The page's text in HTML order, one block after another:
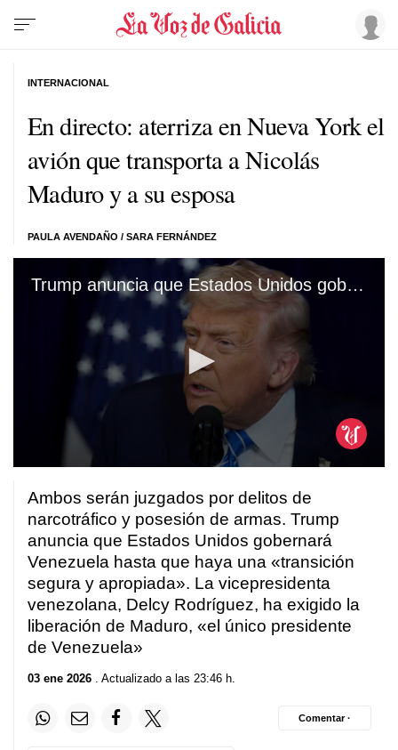
En directo: aterriza en Nueva York el
avión que transporta a Nicolás
Maduro y a su esposa
PAULA AVENDAÑO / SARA FERNÁNDEZ
INTERNACIONAL
Trump anuncia que Estados Unidos gobernará Venezuela hasta que haya una «transición segura y apropiada»
minute,
seconds
Ambos serán juzgados por delitos de
narcotráfico y posesión de armas. Trump
anuncia que Estados Unidos gobernará
Venezuela hasta que haya una «transición
segura y apropiada». La vicepresidenta
venezolana, Delcy Rodríguez, ha exigido la
liberación de Maduro, «el único presidente
de Venezuela»
03 ene 2026 . Actualizado a las 23:46 h.
Comentar ·